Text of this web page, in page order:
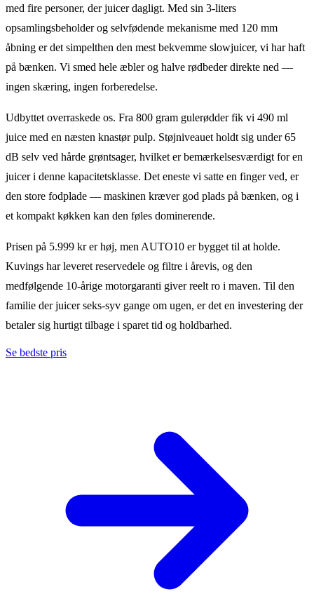
med fire personer, der juicer dagligt. Med sin 3-liters
opsamlingsbeholder og selvfødende mekanisme med 120 mm
åbning er det simpelthen den mest bekvemme slowjuicer, vi har haft
på bænken. Vi smed hele æbler og halve rødbeder direkte ned —
ingen skæring, ingen forberedelse.
Udbyttet overraskede os. Fra 800 gram gulerødder fik vi 490 ml
juice med en næsten knastør pulp. Støjniveauet holdt sig under 65
dB selv ved hårde grøntsager, hvilket er bemærkelsesværdigt for en
juicer i denne kapacitetsklasse. Det eneste vi satte en finger ved, er
den store fodplade — maskinen kræver god plads på bænken, og i
et kompakt køkken kan den føles dominerende.
Prisen på 5.999 kr er høj, men AUTO10 er bygget til at holde.
Kuvings har leveret reservedele og filtre i årevis, og den
medfølgende 10-årige motorgaranti giver reelt ro i maven. Til den
familie der juicer seks-syv gange om ugen, er det en investering der
betaler sig hurtigt tilbage i sparet tid og holdbarhed.
Se bedste pris